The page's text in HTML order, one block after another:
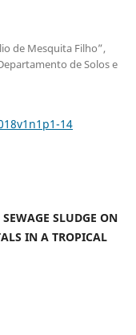
de Mesquita Filho”,
de Solos e
14
SLUDGE ON
IN A TROPICAL